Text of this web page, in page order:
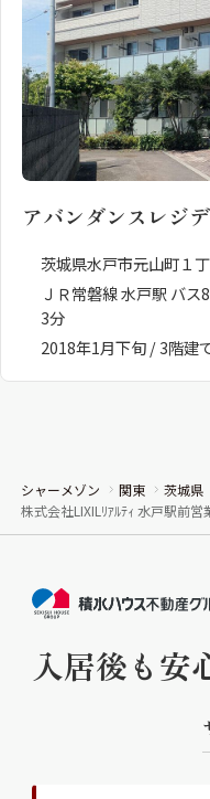
アバンダンスレジ
茨城県水戸市元山町１
ＪＲ常磐線 水戸駅 バ
3分
2018年1月下旬 / 3階建
シャーメゾン 関東 茨城県
株式会社LIXILﾘｱﾙﾃｨ 水戸駅前営
入居後も安